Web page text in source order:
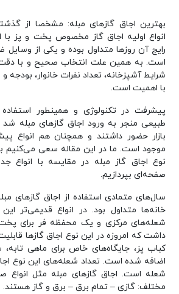
بهترین اجاق گازهای مبله: مشخصا از
انواع اولیه اجاق گاز مخصوص پخت و پز
رایج آن روز‌ها متداول بوده و یکی از وسایل
است. به همین علت انتخاب صحیح و با دقت
شرایط آشپزخانه، تعداد نفرات خانوار، بودجه
با اهمیت است.
پیشرفت در تکنولوژی و همینطور
طبیعی منجر به ورود اجاق گاز‌های مبله
بازار حضور داشتند و همچنان هم انواع
موجود است. ما در این مقاله سعی می‌کنیم
نوع اجاق گاز مبله در مقایسه با انواع
صفحه‌ای بپردازیم.
سال‌های متمادی استفاده از اجاق گاز‌های
خانه‌ها متداول بود. در انواع قدیمی‌تر
شعله‌های مرکزی و یک محفظه فر برای
داشت که امروزه در این نوع اجاق گاز‌ها
کباب پز، جایگاه‌های خاص برای ماهی
شعله است. اجاق گاز‌های مبله مثل انواع
مختلف: گازی – تمام برق – برق و گاز هستند.